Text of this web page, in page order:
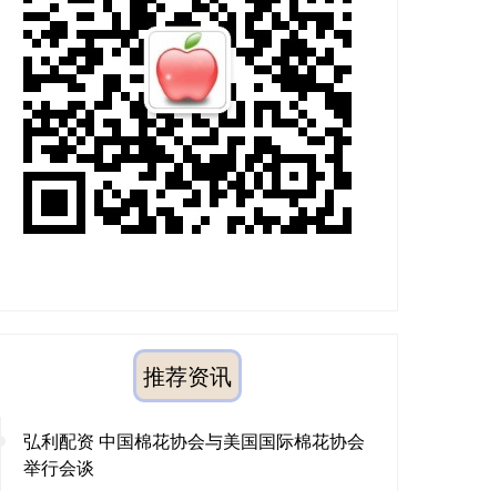
推荐资讯
弘利配资 中国棉花协会与美国国际棉花协会
举行会谈